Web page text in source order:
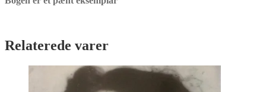
Relaterede varer